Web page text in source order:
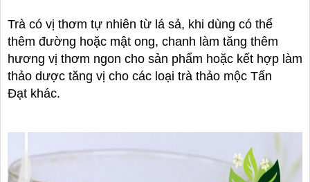
Trà có vị thơm tự nhiên từ lá sả, khi dùng có thể
thêm đường hoặc mật ong, chanh làm tăng thêm
hương vị thơm ngon cho sản phẩm hoặc kết hợp làm
thảo dược tăng vị cho các loại trà thảo mộc Tấn
Đạt khác.